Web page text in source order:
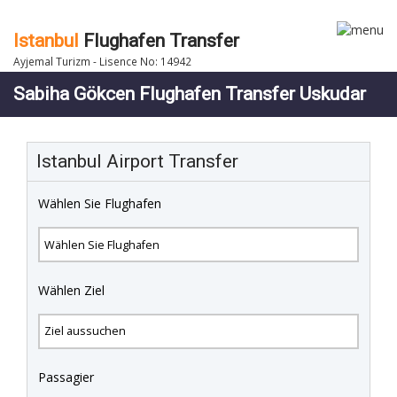
Istanbul Flughafen Transfer
Ayjemal Turizm - Lisence No: 14942
Sabiha Gökcen Flughafen Transfer Uskudar
Istanbul Airport Transfer
Wählen Sie Flughafen
Wählen Ziel
Passagier